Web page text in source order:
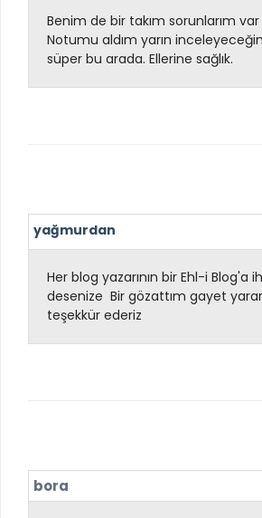
Benim de bir takım sorunlarım
Notumu aldım yarın
süper bu arada. Ellerine sağlık.
yağmurdan
Her blog yazarının bir Ehl-i Blog'a
desenize Bir gözattım gayet
teşekkür ederiz
bora